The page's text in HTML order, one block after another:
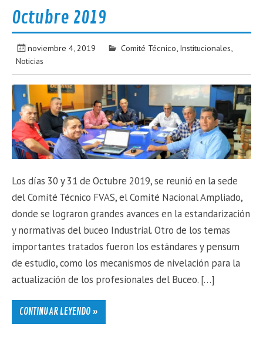
Octubre 2019
noviembre 4, 2019 Comité Técnico, Institucionales,
Noticias
Los días 30 y 31 de Octubre 2019, se reunió en la sede
del Comité Técnico FVAS, el Comité Nacional Ampliado,
donde se lograron grandes avances en la estandarización
y normativas del buceo Industrial. Otro de los temas
importantes tratados fueron los estándares y pensum
de estudio, como los mecanismos de nivelación para la
actualización de los profesionales del Buceo. […]
CONTINUAR LEYENDO »